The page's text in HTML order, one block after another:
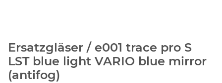
Ersatzgläser / e001 trace pro S
LST blue light VARIO blue mirror
(antifog)